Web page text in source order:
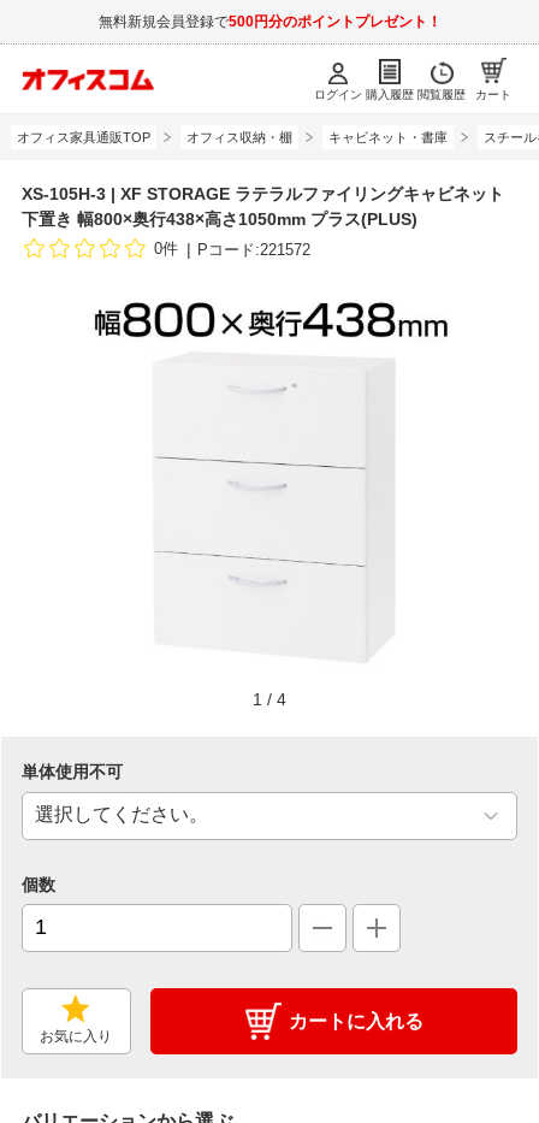
無料新規会員登録で500円分のポイントプレゼント！
ログイン 購入履歴 閲覧履歴 カート
オフィス家具通販TOP オフィス収納・棚 キャビネット・書庫 スチー
XS-105H-3 | XF STORAGE ラテラルファイリングキャビネット
下置き 幅800×奥行438×高さ1050mm プラス(PLUS)
0件 Pコード:221572
1 / 4
単体使用不可
個数
お気に入り
カートに入れる